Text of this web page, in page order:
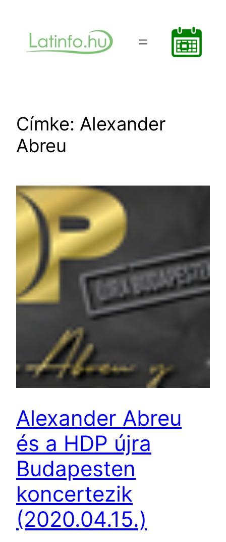
tartalomhoz
Címke: Alexander
Abreu
Alexander Abreu
és a HDP újra
Budapesten
koncertezik
(2020.04.15.)